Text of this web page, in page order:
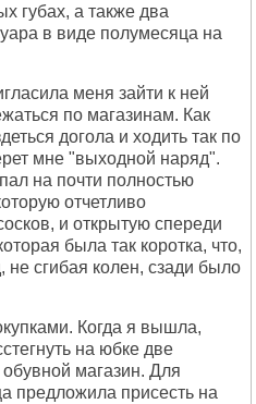
губах, а также два
в виде полумесяца на
меня зайти к ней
по магазинам. Как
догола и ходить так по
мне "выходной наряд".
на почти полностью
отчетливо
и открытую спереди
была так коротка, что,
не сгибая колен, сзади было
Когда я вышла,
на юбке две
магазин. Для
предложила присесть на